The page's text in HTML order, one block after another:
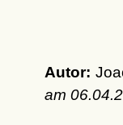
Autor:
am